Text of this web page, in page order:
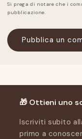
Si prega di notare che i
pubblicazione.
🎁 Ottieni uno
Iscriviti subito
primo a